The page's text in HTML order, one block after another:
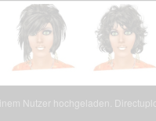
Nutzer hochgeladen.